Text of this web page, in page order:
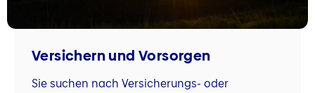
Versichern und Vorsorgen
Sie suchen nach Versicherungs- oder